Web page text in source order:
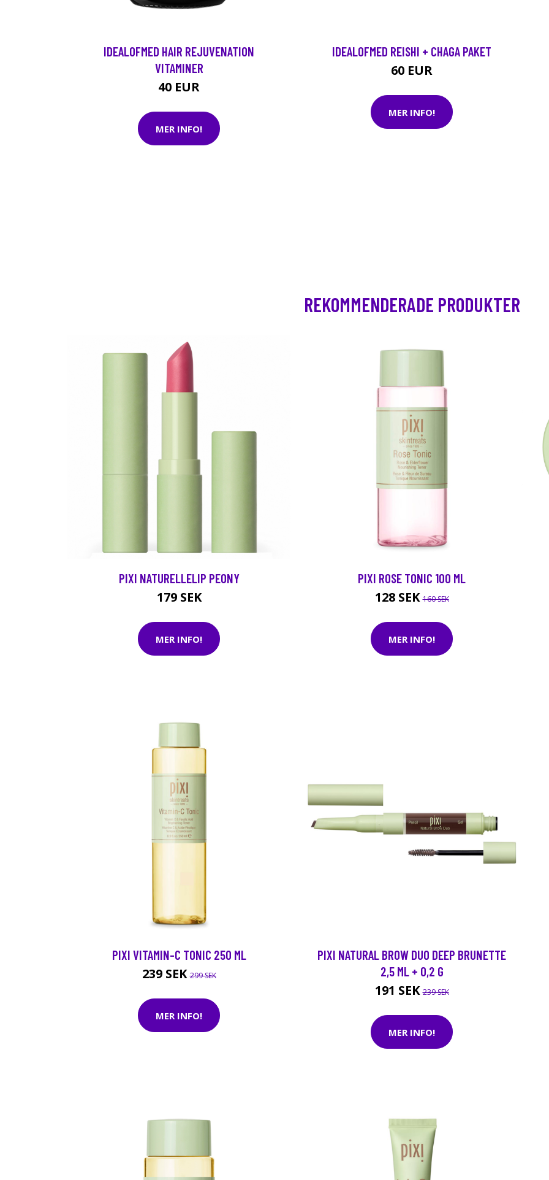
IDEALOFMED HAIR REJUVENATION
VITAMINER
40 EUR
MER INFO!
IDEALOFMED REISHI + CHAGA PAKET
60 EUR
MER INFO!
REKOMMENDERADE PRODUKTER
PIXI NATURELLELIP PEONY
179 SEK
MER INFO!
PIXI ROSE TONIC 100 ML
128 SEK160 SEK
MER INFO!
PIXI VITAMIN-C TONIC 250 ML
239 SEK299 SEK
MER INFO!
PIXI NATURAL BROW DUO DEEP BRUNETTE
2,5 ML + 0,2 G
191 SEK239 SEK
MER INFO!